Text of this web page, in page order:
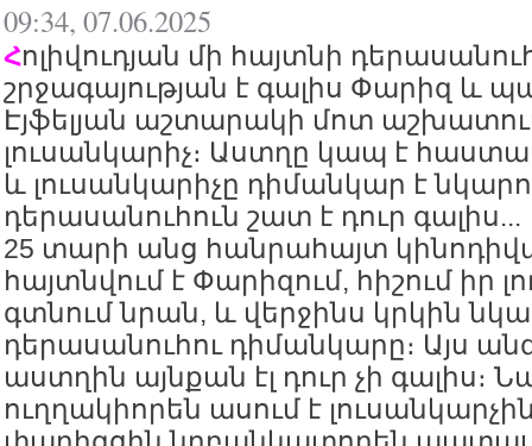
09:34, 07.06.2025
Հոլիվուդյան մի հայտնի
շրջագայության է գալիս Փարիզ և
Էյֆելյան աշտարակի մոտ
լուսանկարիչ։ Աստղը կապ է
և լուսանկարիչը դիմանկար է
դերասանուհուն շատ է դուր գալիս...
25 տարի անց հանրահայտ
հայտնվում է Փարիզում, հիշում իր
գտնում նրան, և վերջինս կրկին
դերասանուհու դիմանկարը։ Այս
աստղին այնքան էլ դուր չի գալիս։
ուղղակիորեն ասում է